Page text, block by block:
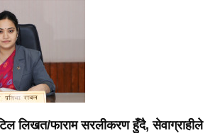
लिखत/फाराम सरलीकरण हुँदै, सेवाग्राहीले